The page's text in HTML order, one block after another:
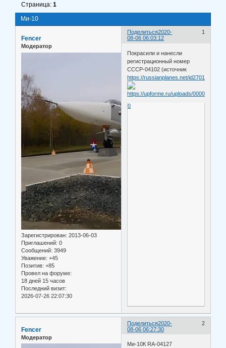
Ми-10
Страница:1
Поделиться 1
2020-
08-06 06:03:12
Fencer
Модератор
Зарегистрирован: 2013-06-03
Приглашений: 0
Сообщений: 3949
Уважение: +45
Позитив: +85
Провел на форуме:
18 дней 15 часов
Последний визит:
2026-07-26 22:07:30
Покрасили и нанесли
регистрационный номер
СССР-04102 (источник
https://russianplanes.net/id270177
0
Поделиться 2
2020-
08-06 06:27:30
Fencer
Модератор
Ми-10К RA-04127